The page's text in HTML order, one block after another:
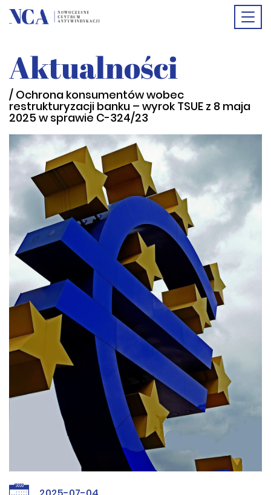
Aktualności
/ Ochrona konsumentów wobec
restrukturyzacji banku – wyrok TSUE z 8 maja
2025 w sprawie C-324/23